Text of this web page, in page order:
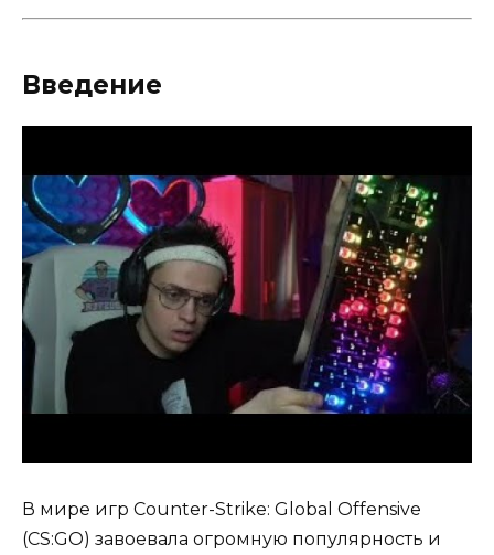
Введение
В мире игр Counter-Strike: Global Offensive
(CS:GO) завоевала огромную популярность и